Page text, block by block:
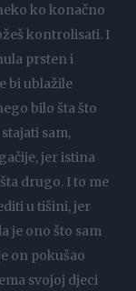
ko konačno
kontrolisati. I
prsten i
bi ublažile
bilo šta što
sam,
jer istina
drugo. I to me
u tišini, jer
je ono što sam
on pokušao
svojoj djeci